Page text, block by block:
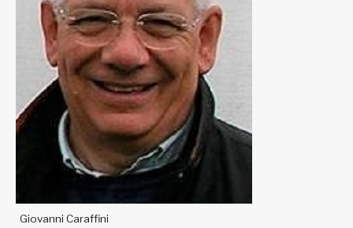
Giovanni Caraffini